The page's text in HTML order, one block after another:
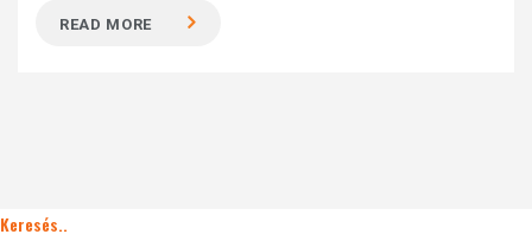
READ MORE
Keresés..